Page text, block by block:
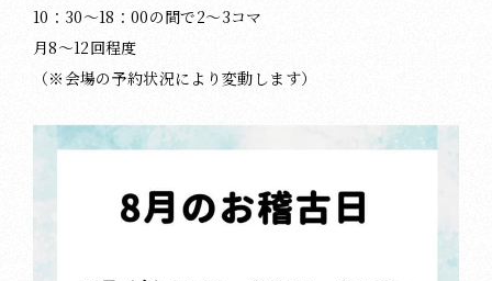
10：30～18：00の間で2～3コマ
月8～12回程度
（※会場の予約状況により変動します）